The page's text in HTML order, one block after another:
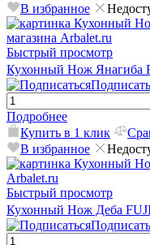
В избранное
Быстрый просмотр
Кухонный Нож Янагиба
Подробнее
Купить в 1 клик
В избранное
Быстрый просмотр
Кухонный Нож Деба